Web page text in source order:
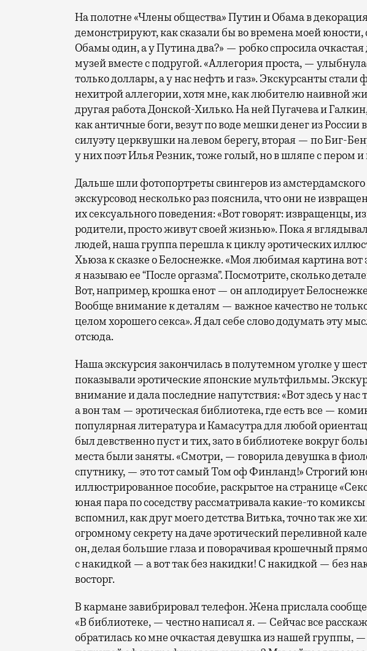
На полотне «Члены общества» Путин и Обама в
демонстрируют, как сказали бы во времена моей юности,
Обамы один, а у Путина два?» — робко спросила
музей вместе с подругой. «Аллегория проста, —
только доллары, а у нас нефть и газ». Экскурсанты
нехитрой аллегории, хотя мне, как любителю наивной
другая работа Донской-Хилько. На ней Пугачева и
как античные боги, везут по воде мешки денег из России
силуэту церквушки на левом берегу, вторая — по Биг-
у них поэт Илья Резник, тоже голый, но в шляпе с пером и
Дальше шли фотопортреты свингеров из
экскурсовод несколько раз пояснила, что они не
их сексуального поведения: «Вот говорят: извращенцы,
родители, просто живут своей жизнью». Пока я
людей, наша группа перешла к циклу эротических
Хьюза к сказке о Белоснежке. «Моя любимая картина вот
я называю ее “После оргазма”. Посмотрите, сколько
Вот, например, крошка енот — он аплодирует Белоснежке
Вообще внимание к деталям — важное качество не
целом хорошего секса». Я дал себе слово додумать эту
отсюда.
Наша экскурсия закончилась в полутемном уголке у
показывали эротические японские мультфильмы.
внимание и дала последние напутствия: «Вот здесь у нас
а вон там — эротическая библиотека, где есть все —
популярная литература и Камасутра для любой
был девственно пуст и тих, зато в библиотеке вокруг
места были заняты. «Смотри, — говорила девушка в
спутнику, — это тот самый Том оф Финланд!» Строгий
иллюстрированное пособие, раскрытое на странице
юная пара по соседству рассматривала какие-то
вспомнил, как друг моего детства Витька, точно так же
огромному секрету на даче эротический переливной
он, делая большие глаза и поворачивая крошечный
с накидкой — а вот так без накидки! С накидкой — без
восторг.
В кармане завибрировал телефон. Жена прислала
«В библиотеке, — честно написал я. — Сейчас все
обратилась ко мне очкастая девушка из нашей группы,